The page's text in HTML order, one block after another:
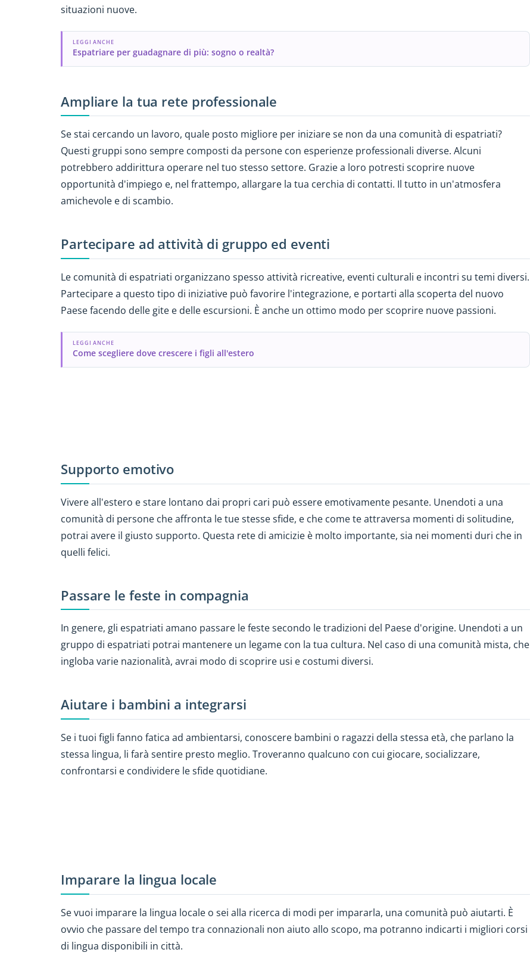
situazioni nuove.
LEGGI ANCHE
Espatriare per guadagnare di più: sogno o realtà?
Ampliare la tua rete professionale
Se stai cercando un lavoro, quale posto migliore per iniziare se non da una comunità di espatriati?
Questi gruppi sono sempre composti da persone con esperienze professionali diverse. Alcuni
potrebbero addirittura operare nel tuo stesso settore. Grazie a loro potresti scoprire nuove
opportunità d'impiego e, nel frattempo, allargare la tua cerchia di contatti. Il tutto in un'atmosfera
amichevole e di scambio.
Partecipare ad attività di gruppo ed eventi
Le comunità di espatriati organizzano spesso attività ricreative, eventi culturali e incontri su temi diversi.
Partecipare a questo tipo di iniziative può favorire l'integrazione, e portarti alla scoperta del nuovo
Paese facendo delle gite e delle escursioni. È anche un ottimo modo per scoprire nuove passioni.
LEGGI ANCHE
Come scegliere dove crescere i figli all'estero
Supporto emotivo
Vivere all'estero e stare lontano dai propri cari può essere emotivamente pesante. Unendoti a una
comunità di persone che affronta le tue stesse sfide, e che come te attraversa momenti di solitudine,
potrai avere il giusto supporto. Questa rete di amicizie è molto importante, sia nei momenti duri che in
quelli felici.
Passare le feste in compagnia
In genere, gli espatriati amano passare le feste secondo le tradizioni del Paese d'origine. Unendoti a un
gruppo di espatriati potrai mantenere un legame con la tua cultura. Nel caso di una comunità mista, che
ingloba varie nazionalità, avrai modo di scoprire usi e costumi diversi.
Aiutare i bambini a integrarsi
Se i tuoi figli fanno fatica ad ambientarsi, conoscere bambini o ragazzi della stessa età, che parlano la
stessa lingua, li farà sentire presto meglio. Troveranno qualcuno con cui giocare, socializzare,
confrontarsi e condividere le sfide quotidiane.
Imparare la lingua locale
Se vuoi imparare la lingua locale o sei alla ricerca di modi per impararla, una comunità può aiutarti. È
ovvio che passare del tempo tra connazionali non aiuto allo scopo, ma potranno indicarti i migliori corsi
di lingua disponibili in città.